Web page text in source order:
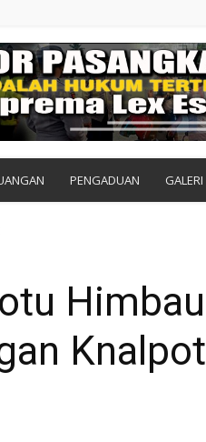
PENGADUAN GALERI
Himbau
Knalpot